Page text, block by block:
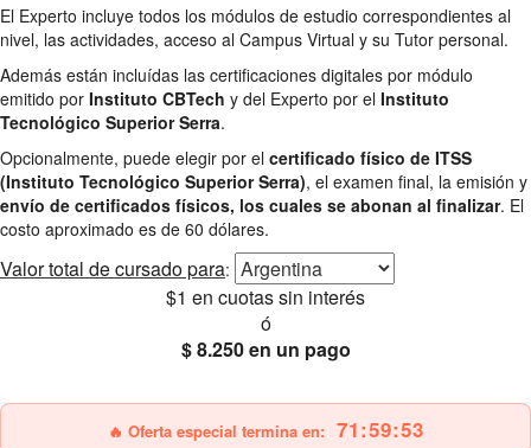
El Experto incluye todos los módulos de estudio correspondientes al
nivel, las actividades, acceso al Campus Virtual y su Tutor personal.
Además están incluídas las certificaciones digitales por módulo
emitido por Instituto CBTech y del Experto por el Instituto
Tecnológico Superior Serra.
Opcionalmente, puede elegir por el certificado físico de ITSS
(Instituto Tecnológico Superior Serra), el examen final, la emisión y
envío de certificados físicos, los cuales se abonan al finalizar. El
costo aproximado es de 60 dólares.
Valor total de cursado para:
$1 en cuotas sin interés
ó
$ 8.250en un pago
🔥 Oferta especial termina en: 71:59:52